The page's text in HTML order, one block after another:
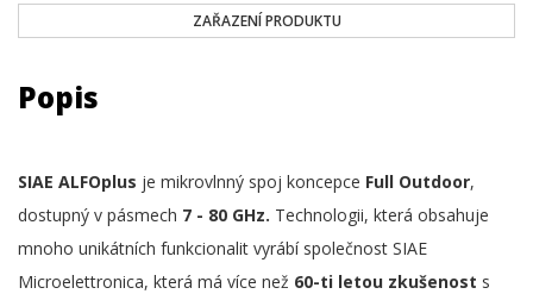
ZAŘAZENÍ PRODUKTU
Popis
SIAE ALFOplus je mikrovlnný spoj koncepce Full Outdoor,
dostupný v pásmech 7 - 80 GHz. Technologii, která obsahuje
mnoho unikátních funkcionalit vyrábí společnost SIAE
Microelettronica, která má více než 60-ti letou zkušenost s